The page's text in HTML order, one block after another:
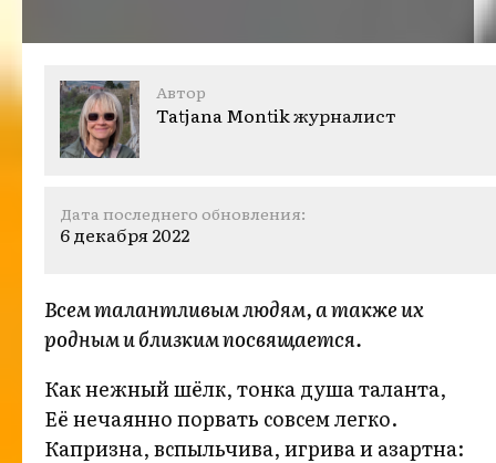
Автор
Tatjana Montikжурналист
Дата последнего обновления:
6 декабря 2022
Всем талантливым людям, а также их
родным и близким посвящается.
Как нежный шёлк, тонка душа таланта,
Её нечаянно порвать совсем легко.
Капризна, вспыльчива, игрива и азартна: